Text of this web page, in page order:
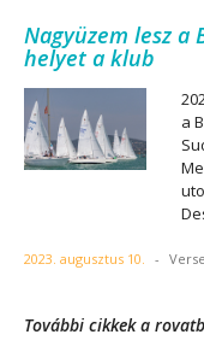
Nagyüzem lesz a
helyet a klub
a
2023. augusztus 10. -
További cikkek a